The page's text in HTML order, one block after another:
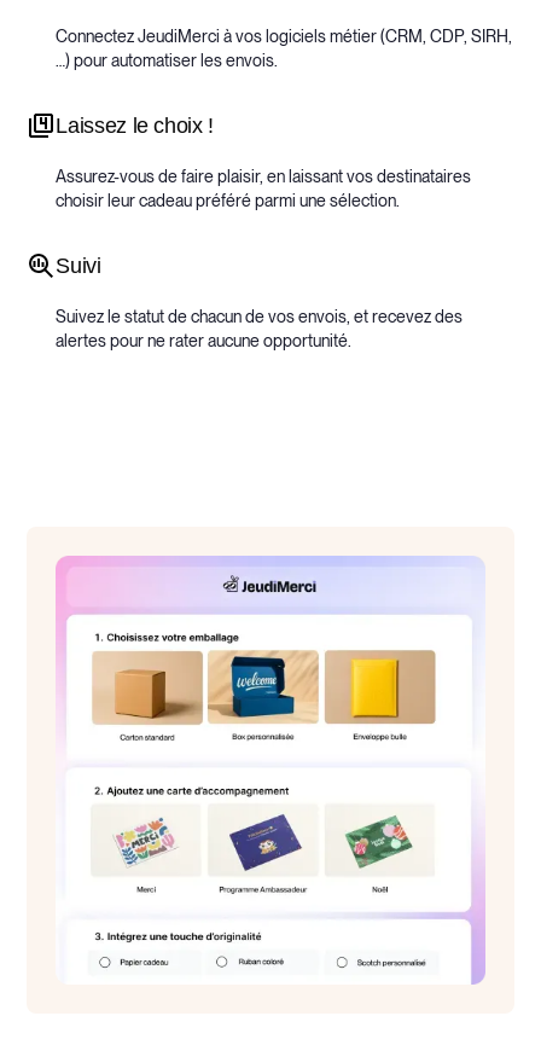
Connectez JeudiMerci à vos logiciels métier (CRM, CDP, SIRH,
…) pour automatiser les envois.
Laissez le choix !
Assurez-vous de faire plaisir, en laissant vos destinataires
choisir leur cadeau préféré parmi une sélection.
Suivi
Suivez le statut de chacun de vos envois, et recevez des
alertes pour ne rater aucune opportunité.